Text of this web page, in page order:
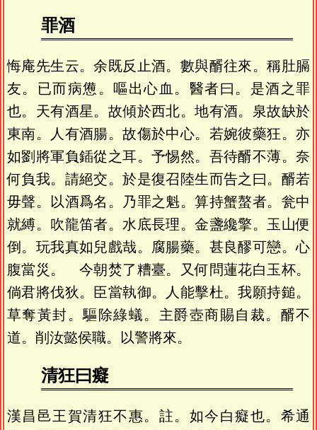
罪酒
悔庵先生云。余既反止酒。數與醑往來。稱肚膈
友。已而病憊。嘔出心血。醫者曰。是酒之罪
也。天有酒星。故傾於西北。地有酒。泉故缺於
東南。人有酒腸。故傷於中心。若婉彼藥狂。亦
如劉將軍負鍤從之耳。予惕然。吾待醑不薄。奈
何負我。請絕交。於是復召陸生而告之曰。醑若
毋聲。以酒爲名。乃罪之魁。算持蟹螯者。瓮中
就縛。吹龍笛者。水底長理。金盞纔擎。玉山便
倒。玩我真如兒戲哉。腐腸藥。甚良醪可戀。心
腹當災。 今朝焚了糟臺。又何問蓮花白玉杯。
倘君將伐狄。臣當執御。人能擊杜。我願持鎚。
草奪黃封。驅除綠蟻。主爵壺商賜自裁。醑不
道。削汝懿侯職。以警將來。
清狂曰癡
漢昌邑王賀清狂不惠。註。如今白癡也。希通